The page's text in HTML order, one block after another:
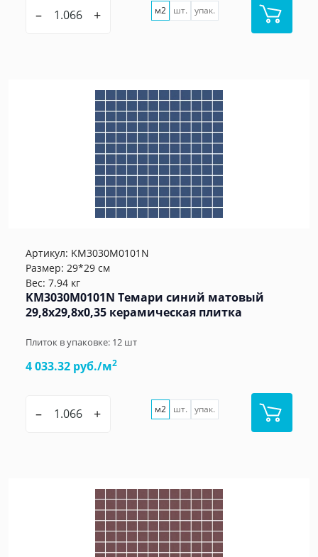
– + м2 шт. упак.
Артикул: KM3030M0101N
Размер: 29*29 см
Вес: 7.94 кг
KM3030M0101N Темари синий матовый
29,8x29,8x0,35 керамическая плитка
Плиток в упаковке: 12 шт
4 033.32 руб./м2
– + м2 шт. упак.